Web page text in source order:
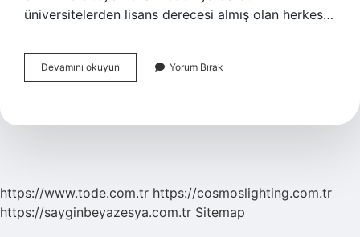
üniversitelerden lisans derecesi almış olan herkes…
Devamını okuyun
Nedir
Yorum Bırak
https://www.tode.com.tr https://cosmoslighting.com.tr
https://sayginbeyazesya.com.tr Sitemap